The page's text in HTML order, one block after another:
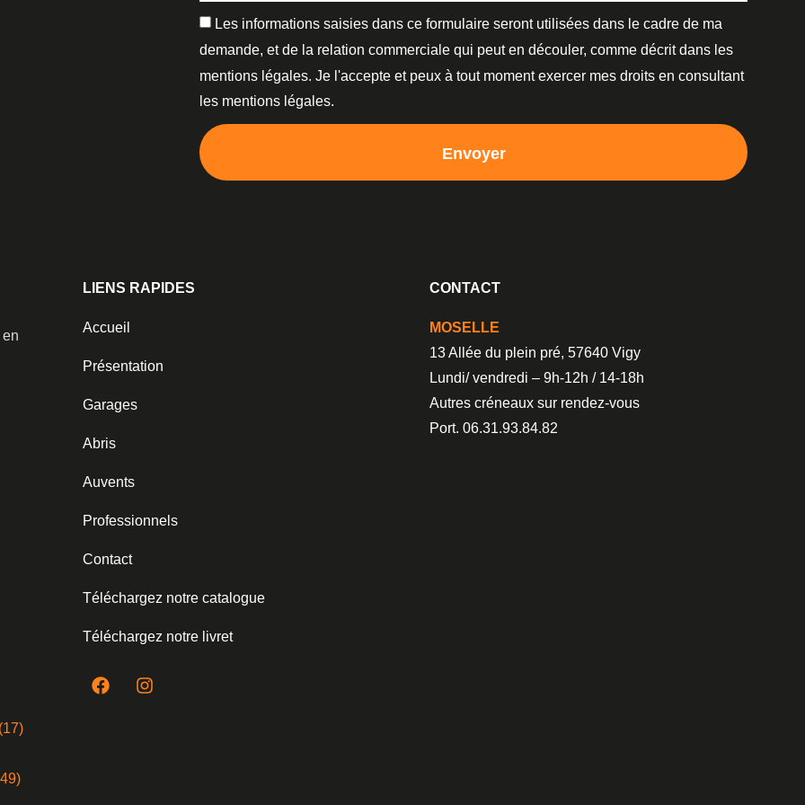
Les informations saisies dans ce formulaire seront utilisées dans le cadre de ma
demande, et de la relation commerciale qui peut en découler, comme décrit dans les
mentions légales. Je l'accepte et peux à tout moment exercer mes droits en consultant
les mentions légales.
Envoyer
LIENS RAPIDES
Accueil
Présentation
Garages
Abris
Auvents
Professionnels
Contact
Téléchargez notre catalogue
Téléchargez notre livret
CONTACT
MOSELLE
13 Allée du plein pré, 57640 Vigy
Lundi/ vendredi – 9h-12h / 14-18h
Autres créneaux sur rendez-vous
Port. 06.31.93.84.82